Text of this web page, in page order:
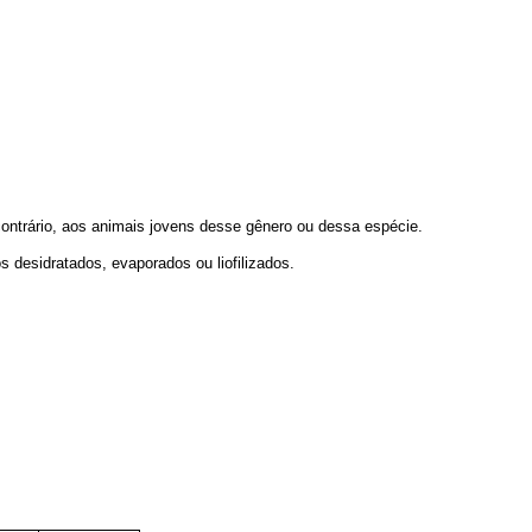
aos animais jovens desse gênero ou dessa espécie.
evaporados ou liofilizados.